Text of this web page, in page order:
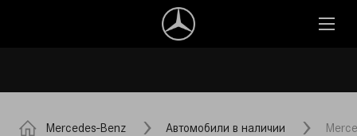
Mercedes-Benz Автомобили в наличии